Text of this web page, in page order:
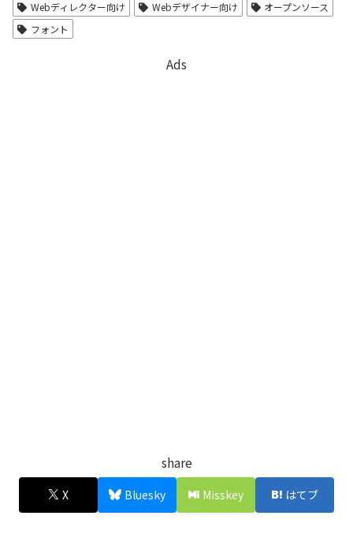
Webディレクター向け Webデザイナー向け
オープンソース
フォント
Ads
share
X Bluesky Misskey はてブ